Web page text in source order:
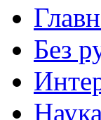
Без
Наука